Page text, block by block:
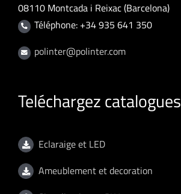
08110 Montcada i Reixac (Barcelona)
Téléphone: +34 935 641 350
polinter@polinter.com
Teléchargez catalogues
Eclaraige et LED
Ameublement et decoration